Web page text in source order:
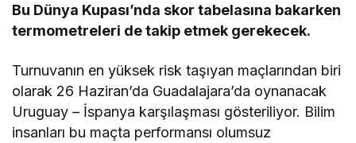
Bu Dünya Kupası’nda skor tabelasına bakarken
termometreleri de takip etmek gerekecek.
Turnuvanın en yüksek risk taşıyan maçlarından biri
olarak 26 Haziran’da Guadalajara’da oynanacak
Uruguay – İspanya karşılaşması gösteriliyor. Bilim
insanları bu maçta performansı olumsuz